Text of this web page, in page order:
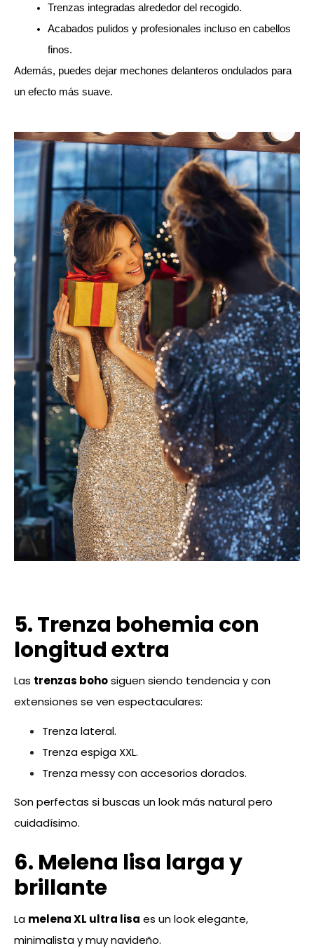
Trenzas integradas alrededor del recogido.
Acabados pulidos y profesionales incluso en cabellos
finos.
Además, puedes dejar mechones delanteros ondulados para
un efecto más suave.
5. Trenza bohemia con
longitud extra
Las trenzas bohosiguen siendo tendencia y con
extensiones se ven espectaculares:
Trenza lateral.
Trenza espiga XXL.
Trenza messy con accesorios dorados.
Son perfectas si buscas un look más natural pero
cuidadísimo.
6. Melena lisa larga y
brillante
La melena XL ultra lisa es un look elegante,
minimalista y muy navideño.